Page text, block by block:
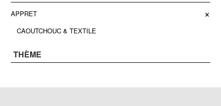
APPRET ×
CAOUTCHOUC & TEXTILE
THÈME